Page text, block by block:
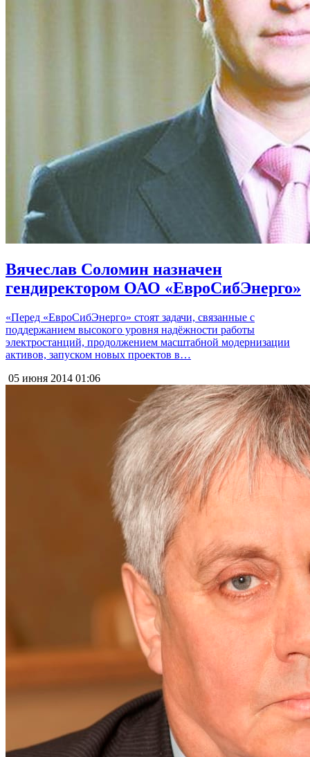
Вячеслав Соломин назначен
гендиректором ОАО «ЕвроСибЭнерго»
«Перед «ЕвроСибЭнерго» стоят задачи, связанные с
поддержанием высокого уровня надёжности работы
электростанций, продолжением масштабной модернизации
активов, запуском новых проектов в…
05 июня 2014 01:06